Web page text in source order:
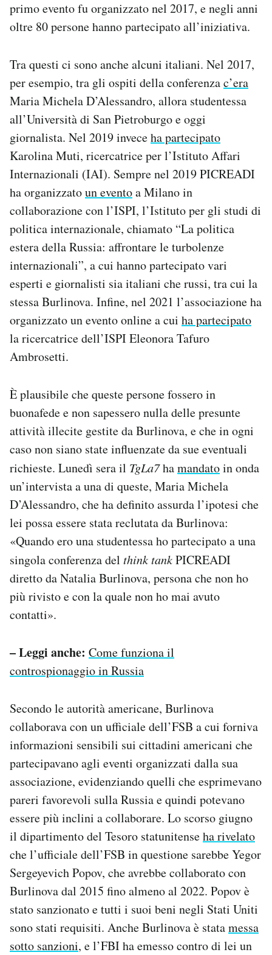
primo evento fu organizzato nel 2017, e negli anni
oltre 80 persone hanno partecipato all’iniziativa.
Tra questi ci sono anche alcuni italiani. Nel 2017,
per esempio, tra gli ospiti della conferenzac’era
Maria Michela D’Alessandro, allora studentessa
all’Università di San Pietroburgo e oggi
giornalista. Nel 2019 inveceha partecipato
Karolina Muti, ricercatrice per l’Istituto Affari
Internazionali (IAI). Sempre nel 2019 PICREADI
ha organizzatoun eventoa Milano in
collaborazione con l’ISPI, l’Istituto per gli studi di
politica internazionale, chiamato “La politica
estera della Russia: affrontare le turbolenze
internazionali”, a cui hanno partecipato vari
esperti e giornalisti sia italiani che russi, tra cui la
stessa Burlinova. Infine, nel 2021 l’associazione ha
organizzato un evento online a cui ha partecipato
la ricercatrice dell’ISPI Eleonora Tafuro
Ambrosetti.
È plausibile che queste persone fossero in
buonafede e non sapessero nulla delle presunte
attività illecite gestite da Burlinova, e che in ogni
caso non siano state influenzate da sue eventuali
richieste. Lunedì sera il TgLa7hamandatoin onda
un’intervista a una di queste, Maria Michela
D’Alessandro, che ha definito assurda l’ipotesi che
lei possa essere stata reclutata da Burlinova:
«Quando ero una studentessa ho partecipato a una
singola conferenza del think tankPICREADI
diretto da Natalia Burlinova, persona che non ho
più rivisto e con la quale non ho mai avuto
contatti».
– Leggi anche: Come funziona il
controspionaggio in Russia
Secondo le autorità americane, Burlinova
collaborava con un ufficiale dell’FSB a cui forniva
informazioni sensibili sui cittadini americani che
partecipavano agli eventi organizzati dalla sua
associazione, evidenziando quelli che esprimevano
pareri favorevoli sulla Russia e quindi potevano
essere più inclini a collaborare. Lo scorso giugno
il dipartimento del Tesoro statunitenseha rivelato
che l’ufficiale dell’FSB in questione sarebbe Yegor
Sergeyevich Popov, che avrebbe collaborato con
Burlinova dal 2015 fino almeno al 2022. Popov è
stato sanzionato e tutti i suoi beni negli Stati Uniti
sono stati requisiti. Anche Burlinova è statamessa
sotto sanzioni, e l’FBI ha emesso contro di lei un